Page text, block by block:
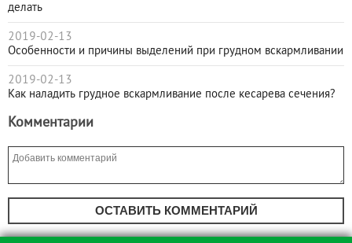
делать
2019-02-13
Особенности и причины выделений при грудном вскармливании
2019-02-13
Как наладить грудное вскармливание после кесарева сечения?
Комментарии
ОСТАВИТЬ КОММЕНТАРИЙ